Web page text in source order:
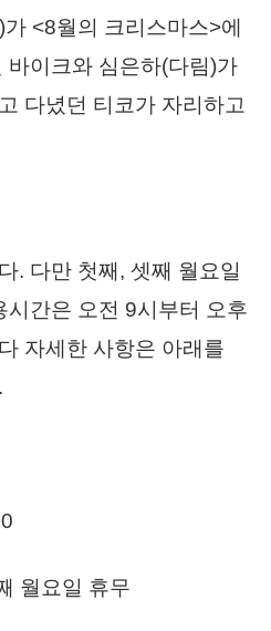
<8월의 크리스마스>에
바이크와 심은하(다림)가
다녔던 티코가 자리하고
. 다만 첫째, 셋째 월요일
시간은 오전 9시부터 오후
자세한 사항은 아래를
월요일 휴무